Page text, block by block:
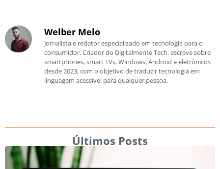
Welber Melo
Jornalista e redator especializado em tecnologia para o
consumidor. Criador do Digitalmente Tech, escreve sobre
smartphones, smart TVs, Windows, Android e eletrônicos
desde 2023, com o objetivo de traduzir tecnologia em
linguagem acessível para qualquer pessoa.
Últimos Posts